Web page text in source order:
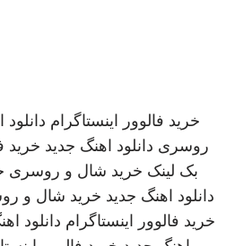
خرید فالوور اینستاگرام
روسری دانلود اهنگ جدید خرید
بک لینک خرید شال و روسری
دانلود اهنگ جدید خرید شال و
خرید فالوور اینستاگرام دانلود